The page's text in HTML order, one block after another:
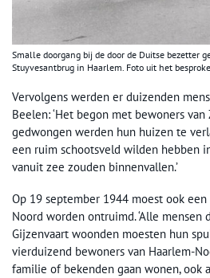
Smalle doorgang bij de door de Duitse bezetter
Stuyvesantbrug in Haarlem. Foto uit het
Vervolgens werden er duizenden
Beelen: ‘Het begon met bewoners
gedwongen werden hun huizen te
een ruim schootsveld wilden hebben
vanuit zee zouden binnenvallen.’
Op 19 september 1944 moest ook
Noord worden ontruimd. ‘Alle mensen
Gijzenvaart woonden moesten hun
vierduizend bewoners van Haarlem-
familie of bekenden gaan wonen, ook